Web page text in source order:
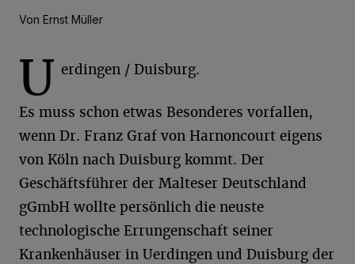
Von Ernst Müller
U erdingen / Duisburg.
Es muss schon etwas Besonderes vorfallen,
wenn Dr. Franz Graf von Harnoncourt eigens
von Köln nach Duisburg kommt. Der
Geschäftsführer der Malteser Deutschland
gGmbH wollte persönlich die neuste
technologische Errungenschaft seiner
Krankenhäuser in Uerdingen und Duisburg der